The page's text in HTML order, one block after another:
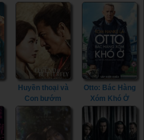
River (2023)
Huyền thoại và
Con bướm
Butterfly (2023)
Otto: Bác Hàng
Xóm Khó Ở
Called Otto
(2022)